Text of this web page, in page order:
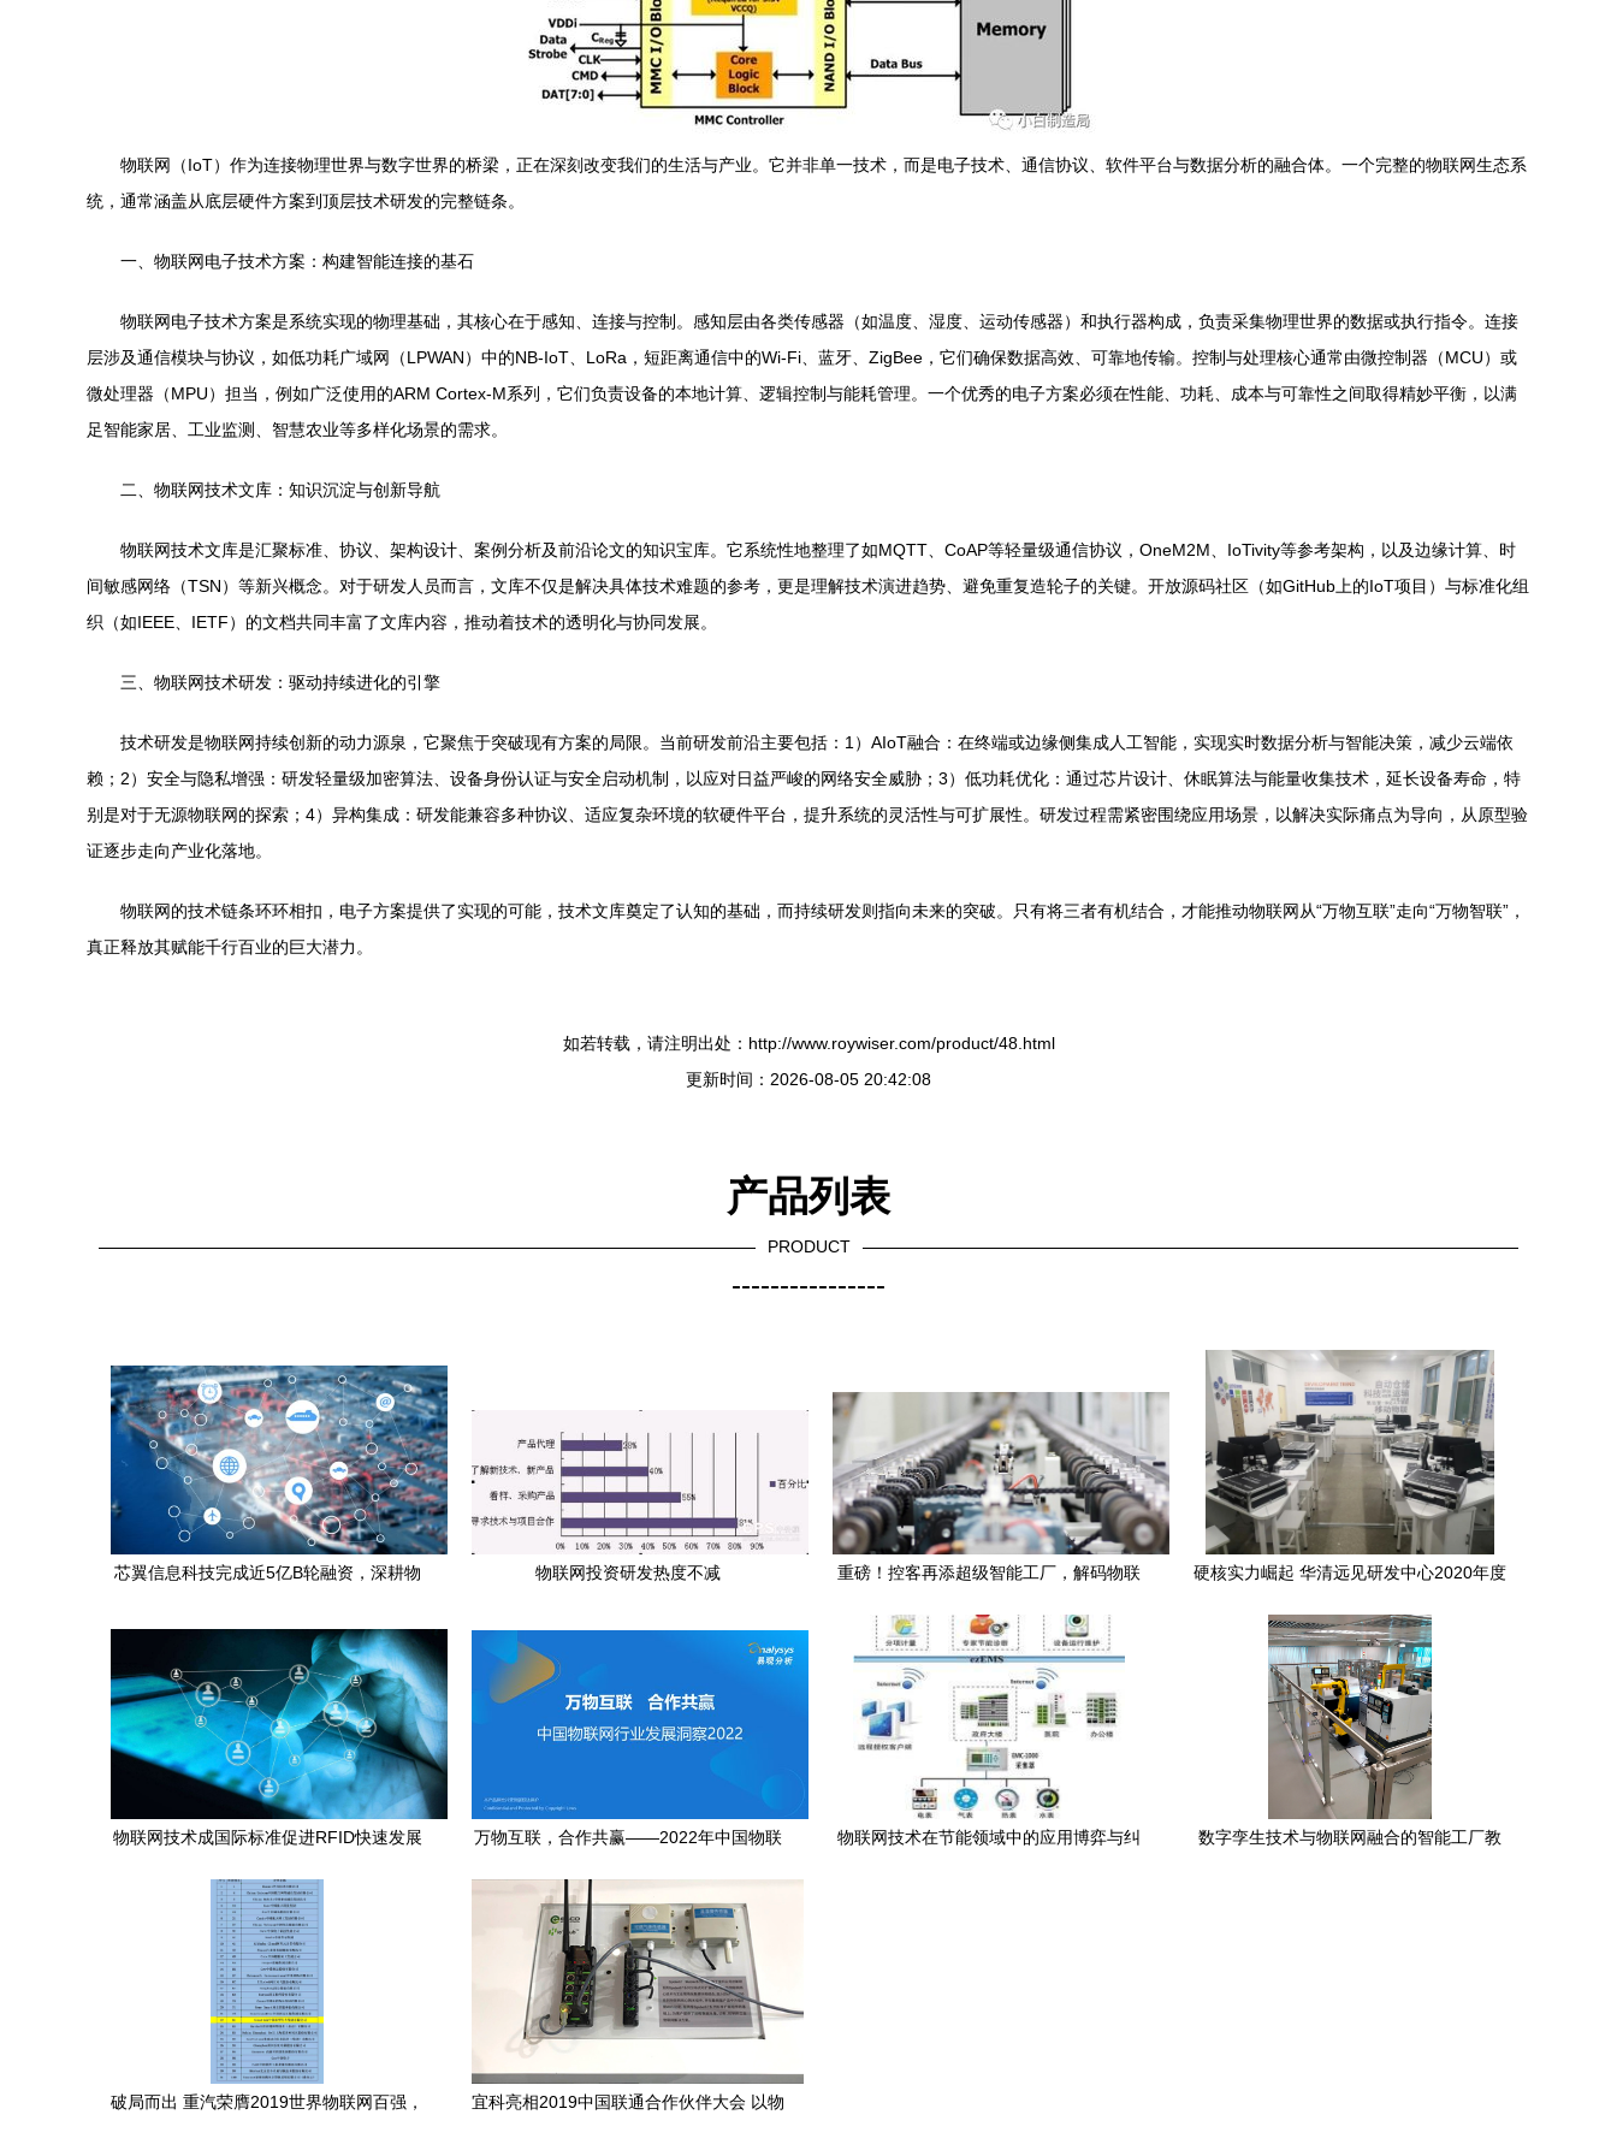
物联网（IoT）作为连接物理世界与数字世界的桥梁，正在深刻改变我们的生活与产业。它并非单一技术，而是电子技术、通信协议、软件平台与数据分析的融合体。一个完整的物联网生态系
统，通常涵盖从底层硬件方案到顶层技术研发的完整链条。
一、物联网电子技术方案：构建智能连接的基石
物联网电子技术方案是系统实现的物理基础，其核心在于感知、连接与控制。感知层由各类传感器（如温度、湿度、运动传感器）和执行器构成，负责采集物理世界的数据或执行指令。连接
层涉及通信模块与协议，如低功耗广域网（LPWAN）中的NB-IoT、LoRa，短距离通信中的Wi-Fi、蓝牙、ZigBee，它们确保数据高效、可靠地传输。控制与处理核心通常由微控制器（MCU）或
微处理器（MPU）担当，例如广泛使用的ARM Cortex-M系列，它们负责设备的本地计算、逻辑控制与能耗管理。一个优秀的电子方案必须在性能、功耗、成本与可靠性之间取得精妙平衡，以满
足智能家居、工业监测、智慧农业等多样化场景的需求。
二、物联网技术文库：知识沉淀与创新导航
物联网技术文库是汇聚标准、协议、架构设计、案例分析及前沿论文的知识宝库。它系统性地整理了如MQTT、CoAP等轻量级通信协议，OneM2M、IoTivity等参考架构，以及边缘计算、时
间敏感网络（TSN）等新兴概念。对于研发人员而言，文库不仅是解决具体技术难题的参考，更是理解技术演进趋势、避免重复造轮子的关键。开放源码社区（如GitHub上的IoT项目）与标准化组
织（如IEEE、IETF）的文档共同丰富了文库内容，推动着技术的透明化与协同发展。
三、物联网技术研发：驱动持续进化的引擎
技术研发是物联网持续创新的动力源泉，它聚焦于突破现有方案的局限。当前研发前沿主要包括：1）AIoT融合：在终端或边缘侧集成人工智能，实现实时数据分析与智能决策，减少云端依
赖；2）安全与隐私增强：研发轻量级加密算法、设备身份认证与安全启动机制，以应对日益严峻的网络安全威胁；3）低功耗优化：通过芯片设计、休眠算法与能量收集技术，延长设备寿命，特
别是对于无源物联网的探索；4）异构集成：研发能兼容多种协议、适应复杂环境的软硬件平台，提升系统的灵活性与可扩展性。研发过程需紧密围绕应用场景，以解决实际痛点为导向，从原型验
证逐步走向产业化落地。
物联网的技术链条环环相扣，电子方案提供了实现的可能，技术文库奠定了认知的基础，而持续研发则指向未来的突破。只有将三者有机结合，才能推动物联网从“万物互联”走向“万物智联”，
真正释放其赋能千行百业的巨大潜力。
如若转载，请注明出处：http://www.roywiser.com/product/48.html
更新时间：2026-08-05 20:42:08
产品列表
PRODUCT
----------------
芯翼信息科技完成近5亿B轮融资，深耕物
物联网投资研发热度不减
重磅！控客再添超级智能工厂，解码物联
硬核实力崛起 华清远见研发中心2020年度
物联网技术成国际标准促进RFID快速发展
万物互联，合作共赢——2022年中国物联
物联网技术在节能领域中的应用博弈与纠
数字孪生技术与物联网融合的智能工厂教
破局而出 重汽荣膺2019世界物联网百强，
宜科亮相2019中国联通合作伙伴大会 以物